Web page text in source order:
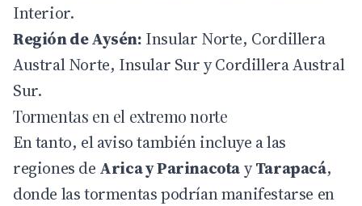
Interior.
Región de Aysén: Insular Norte, Cordillera
Austral Norte, Insular Sur y Cordillera Austral
Sur.
Tormentas en el extremo norte
En tanto, el aviso también incluye a las
regiones de Arica y ParinacotayTarapacá,
donde las tormentas podrían manifestarse en